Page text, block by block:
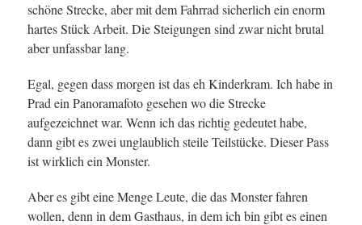
schöne Strecke, aber mit dem Fahrrad sicherlich ein enorm
hartes Stück Arbeit. Die Steigungen sind zwar nicht brutal
aber unfassbar lang.
Egal, gegen dass morgen ist das eh Kinderkram. Ich habe in
Prad ein Panoramafoto gesehen wo die Strecke
aufgezeichnet war. Wenn ich das richtig gedeutet habe,
dann gibt es zwei unglaublich steile Teilstücke. Dieser Pass
ist wirklich ein Monster.
Aber es gibt eine Menge Leute, die das Monster fahren
wollen, denn in dem Gasthaus, in dem ich bin gibt es einen